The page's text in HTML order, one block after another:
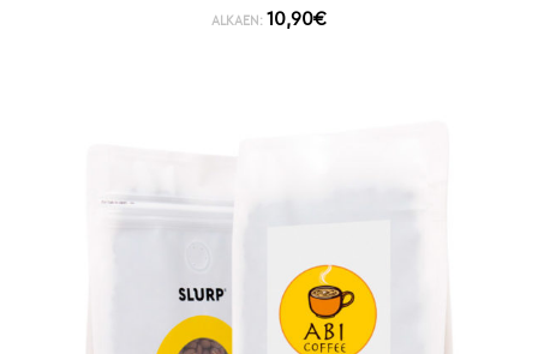
ALKAEN: 10,90€